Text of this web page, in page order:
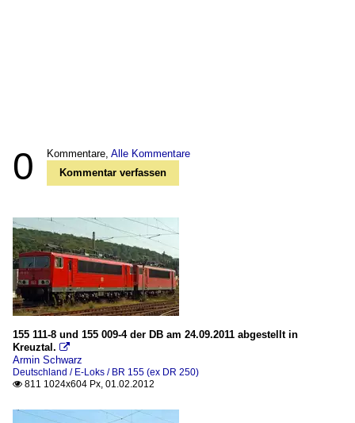
0 Kommentare, Alle Kommentare
Kommentar verfassen
155 111-8 und 155 009-4 der DB am 24.09.2011 abgestellt in
Kreuztal. 
Armin Schwarz
Deutschland / E-Loks / BR 155 (ex DR 250)
 811 1024x604 Px, 01.02.2012